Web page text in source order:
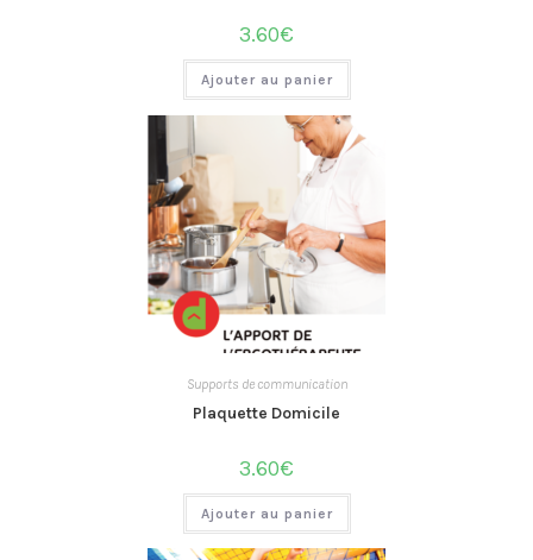
3.60€
Ajouter au panier
Supports de communication
Plaquette Domicile
3.60€
Ajouter au panier